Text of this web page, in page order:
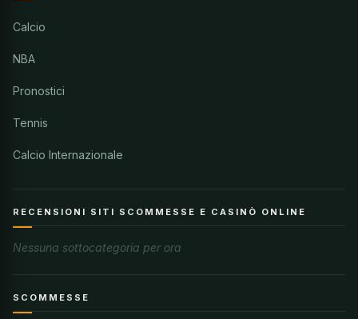
Calcio
NBA
Pronostici
Tennis
Calcio Internazionale
RECENSIONI SITI SCOMMESSE E CASINÒ ONLINE
Nessuna sottocategoria per ora
SCOMMESSE